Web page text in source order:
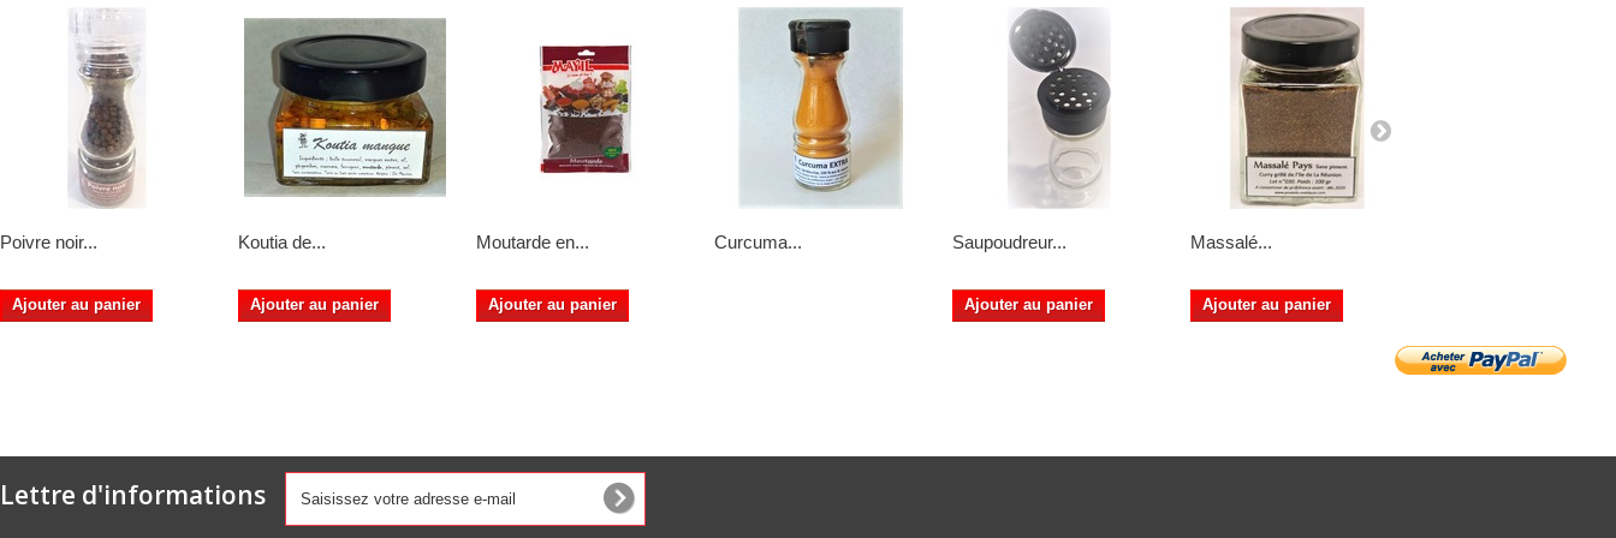
Poivre noir...
Ajouter au panier
Koutia de...
Ajouter au panier
Moutarde en...
Ajouter au panier
Curcuma... Saupoudreur...
Ajouter au panier
Massalé...
Ajouter au panier
Lettre d'informations